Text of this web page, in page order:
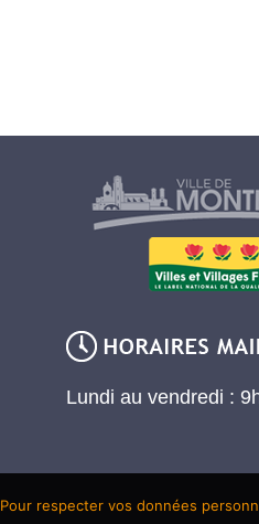
Lundi au vendredi :
Pour respecter vos données